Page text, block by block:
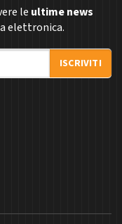
le ultime news
elettronica.
ISCRIVITI